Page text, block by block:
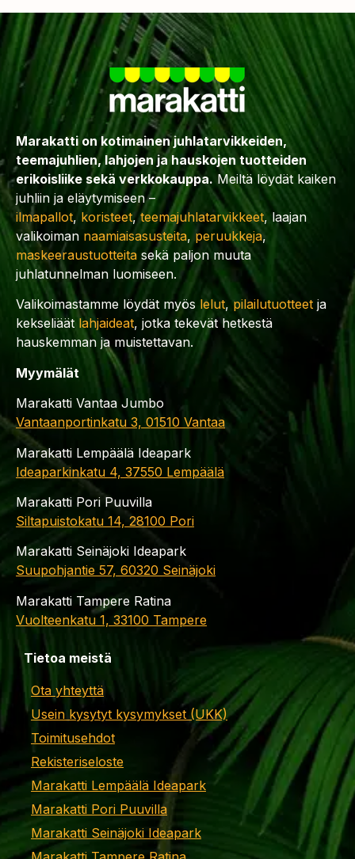
Marakatti on kotimainen juhlatarvikkeiden,
teemajuhlien, lahjojen ja hauskojen tuotteiden
erikoisliike sekä verkkokauppa. Meiltä löydät kaiken
juhliin ja eläytymiseen –
ilmapallot, koristeet,teemajuhlatarvikkeet, laajan
valikoiman naamiaisasusteita, peruukkeja,
maskeeraustuotteita sekä paljon muuta
juhlatunnelman luomiseen.
Valikoimastamme löydät myös lelut,pilailutuotteet ja
kekseliäät lahjaideat, jotka tekevät hetkestä
hauskemman ja muistettavan.
Myymälät
Marakatti Vantaa Jumbo
Vantaanportinkatu 3, 01510 Vantaa
Marakatti Lempäälä Ideapark
Ideaparkinkatu 4, 37550 Lempäälä
Marakatti Pori Puuvilla
Siltapuistokatu 14, 28100 Pori
Marakatti Seinäjoki Ideapark
Suupohjantie 57, 60320 Seinäjoki
Marakatti Tampere Ratina
Vuolteenkatu 1, 33100 Tampere
Tietoa meistä
Ota yhteyttä
Usein kysytyt kysymykset (UKK)
Toimitusehdot
Rekisteriseloste
Marakatti Lempäälä Ideapark
Marakatti Pori Puuvilla
Marakatti Seinäjoki Ideapark